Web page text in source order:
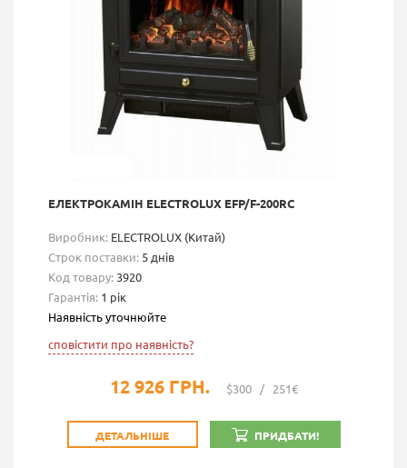
ЕЛЕКТРОКАМІН ELECTROLUX EFP/F-200RC
Виробник: ELECTROLUX (Китай)
Строк поставки: 5 днів
Код товару: 3920
Гарантія: 1 рік
Наявність уточнюйте
сповістити про наявність?
12 926 ГРН. $300 / 251€
ДЕТАЛЬНІШЕ ПРИДБАТИ!